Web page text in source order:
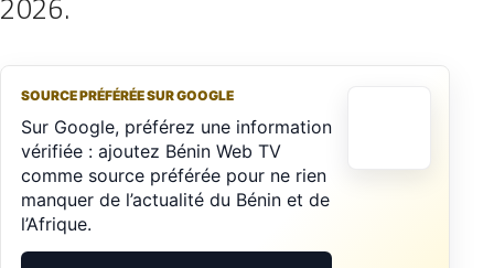
2026.
SOURCE PRÉFÉRÉE SUR GOOGLE
Sur Google, préférez une information
vérifiée : ajoutez Bénin Web TV
comme source préférée pour ne rien
manquer de l’actualité du Bénin et de
l’Afrique.